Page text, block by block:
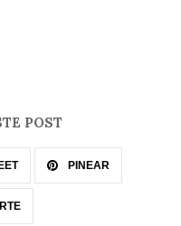
POST
PINEAR